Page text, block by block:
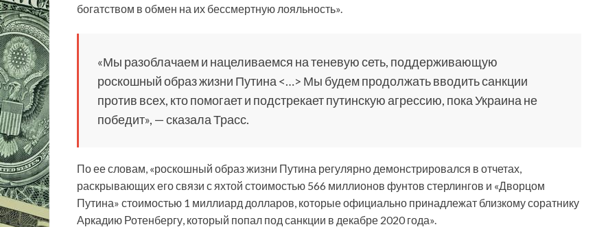
богатством в обмен на их бессмертную лояльность».
«Мы разоблачаем и нацеливаемся на теневую сеть, поддерживающую
роскошный образ жизни Путина <…> Мы будем продолжать вводить санкции
против всех, кто помогает и подстрекает путинскую агрессию, пока Украина не
победит», — сказала Трасс.
По ее словам, «роскошный образ жизни Путина регулярно демонстрировался в отчетах,
раскрывающих его связи с яхтой стоимостью 566 миллионов фунтов стерлингов и «Дворцом
Путина» стоимостью 1 миллиард долларов, которые официально принадлежат близкому соратнику
Аркадию Ротенбергу, который попал под санкции в декабре 2020 года».